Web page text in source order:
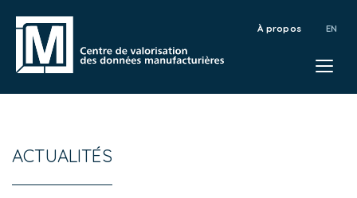
À propos
ACTUALITÉS